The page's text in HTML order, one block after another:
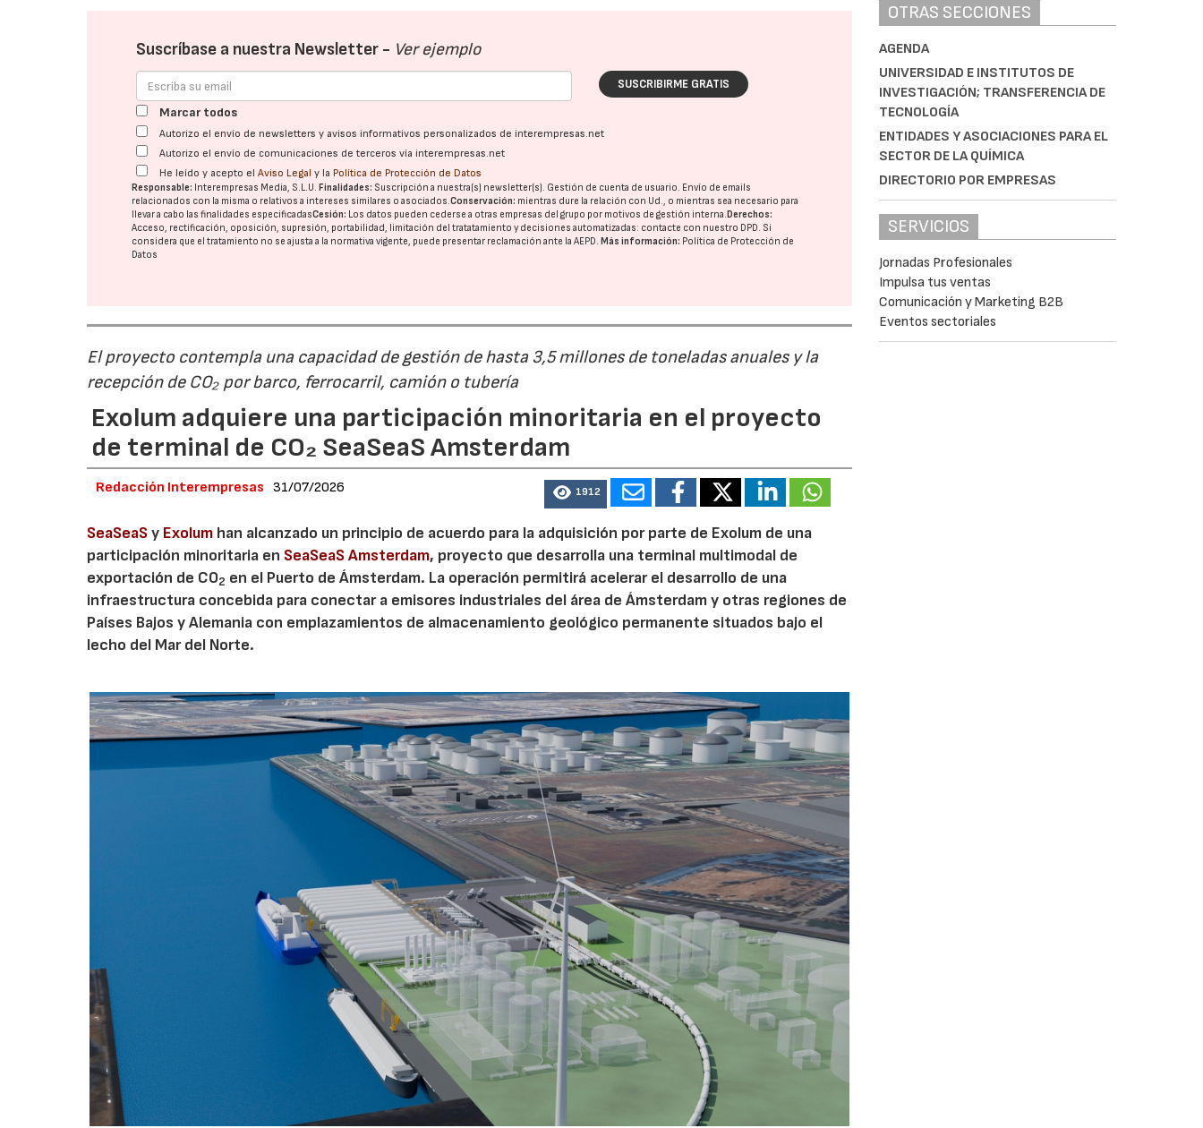
Suscríbase a nuestra Newsletter - Ver ejemplo
SUSCRIBIRME GRATIS
Marcar todos
Autorizo el envío de newsletters y avisos informativos personalizados de interempresas.net
Autorizo el envío de comunicaciones de terceros vía interempresas.net
He leído y acepto elAviso Legal y la Política de Protección de Datos
Responsable: Interempresas Media, S.L.U. Finalidades: Suscripción a nuestra(s) newsletter(s). Gestión de cuenta de usuario. Envío de emails
relacionados con la misma o relativos a intereses similares o asociados.Conservación: mientras dure la relación con Ud., o mientras sea necesario para
llevar a cabo las finalidades especificadasCesión: Los datos pueden cederse a otras empresas del grupo por motivos de gestión interna. Derechos:
Acceso, rectificación, oposición, supresión, portabilidad, limitación del tratatamiento y decisiones automatizadas: contacte con nuestro DPD. Si
considera que el tratamiento no se ajusta a la normativa vigente, puede presentar reclamación ante laAEPD. Más información: Política de Protección de
Datos
El proyecto contempla una capacidad de gestión de hasta 3,5 millones de toneladas anuales y la
recepción de CO₂ por barco, ferrocarril, camión o tubería
Exolum adquiere una participación minoritaria en el proyecto
de terminal de CO₂ SeaSeaS Amsterdam
Redacción Interempresas 31/07/2026 1912
SeaSeaSy Exolum han alcanzado un principio de acuerdo para la adquisición por parte de Exolum de una
participación minoritaria en SeaSeaS Amsterdam, proyecto que desarrolla una terminal multimodal de
exportación de CO2 en el Puerto de Ámsterdam. La operación permitirá acelerar el desarrollo de una
infraestructura concebida para conectar a emisores industriales del área de Ámsterdam y otras regiones de
Países Bajos y Alemania con emplazamientos de almacenamiento geológico permanente situados bajo el
lecho del Mar del Norte.
OTRAS SECCIONES
AGENDA
UNIVERSIDAD E INSTITUTOS DE
INVESTIGACIÓN; TRANSFERENCIA DE
TECNOLOGÍA
ENTIDADES Y ASOCIACIONES PARA EL
SECTOR DE LA QUÍMICA
DIRECTORIO POR EMPRESAS
SERVICIOS
Jornadas Profesionales
Impulsa tus ventas
Comunicación y Marketing B2B
Eventos sectoriales